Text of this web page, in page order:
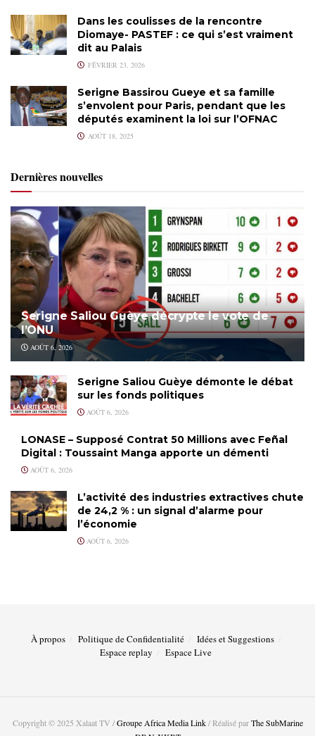
Dans les coulisses de la rencontre
Diomaye- PASTEF : ce qui s’est vraiment
dit au Palais
FÉVRIER 23, 2026
Serigne Bassirou Gueye et sa famille
s’envolent pour Paris, pendant que les
députés examinent la loi sur l’OFNAC
AOÛT 18, 2025
Dernières nouvelles
Serigne Saliou Guèye décrypte le vote de
l’ONU
AOÛT 6, 2026
Serigne Saliou Guèye démonte le débat
sur les fonds politiques
AOÛT 6, 2026
LONASE – Supposé Contrat 50 Millions avec Feñal
Digital : Toussaint Manga apporte un démenti
AOÛT 6, 2026
L’activité des industries extractives chute
de 24,2 % : un signal d’alarme pour
l’économie
AOÛT 6, 2026
À propos Politique de Confidentialité
Idées et Suggestions
Espace replay
Espace Live
Copyright © 2025 Xalaat TV /Groupe Africa Media Link/ Réalisé parThe SubMarine